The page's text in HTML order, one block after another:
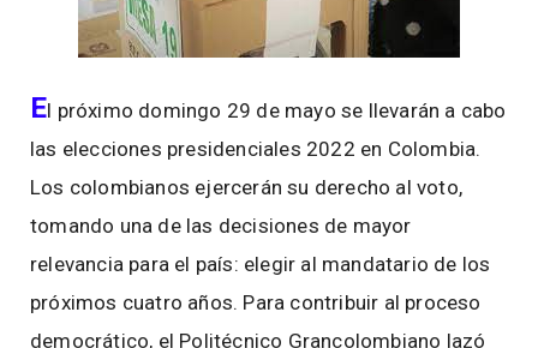
El próximo domingo 29 de mayo se llevarán a cabo
las elecciones presidenciales 2022 en Colombia.
Los colombianos ejercerán su derecho al voto,
tomando una de las decisiones de mayor
relevancia para el país: elegir al mandatario de los
próximos cuatro años. Para contribuir al proceso
democrático, el Politécnico Grancolombiano lazó